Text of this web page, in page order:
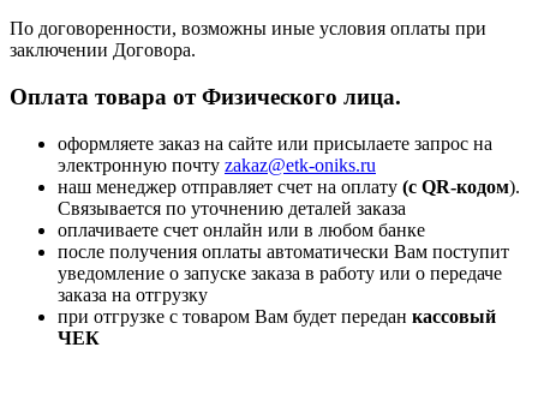
По договоренности, возможны иные условия оплаты при
заключении Договора.
Оплата товара от Физического лица.
оформляете заказ на сайте или присылаете запрос на
электронную почту zakaz@etk-oniks.ru
наш менеджер отправляет счет на оплату (с QR-кодом).
Связывается по уточнению деталей заказа
оплачиваете счет онлайн или в любом банке
после получения оплаты автоматически Вам поступит
уведомление о запуске заказа в работу или о передаче
заказа на отгрузку
при отгрузке с товаром Вам будет передан кассовый
ЧЕК